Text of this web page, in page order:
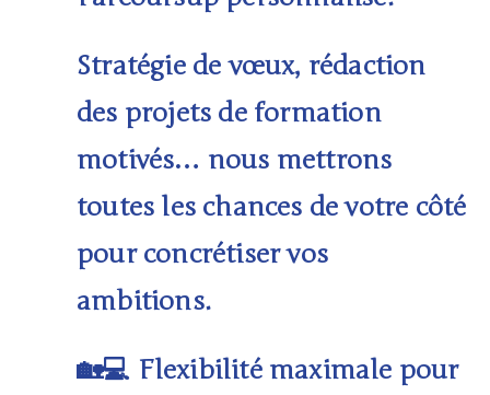
Stratégie de vœux, rédaction
des projets de formation
motivés… nous mettrons
toutes les chances de votre côté
pour concrétiser vos
ambitions.
🏡💻 Flexibilité maximale pour